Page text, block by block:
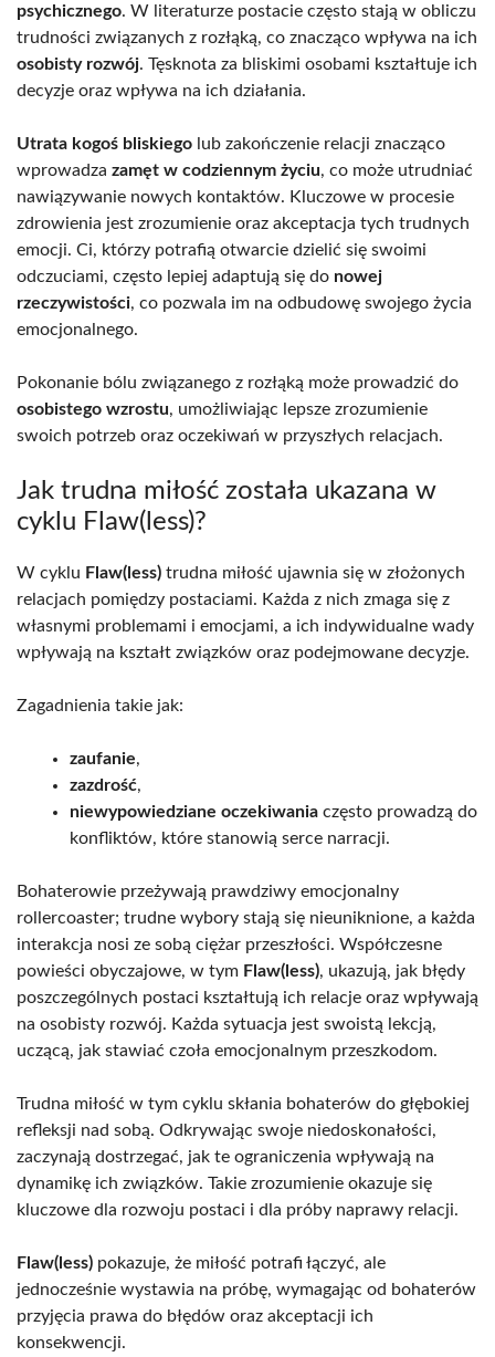
psychicznego. W literaturze postacie często stają w obliczu
trudności związanych z rozłąką, co znacząco wpływa na ich
osobisty rozwój. Tęsknota za bliskimi osobami kształtuje ich
decyzje oraz wpływa na ich działania.
Utrata kogoś bliskiego lub zakończenie relacji znacząco
wprowadza zamęt w codziennym życiu, co może utrudniać
nawiązywanie nowych kontaktów. Kluczowe w procesie
zdrowienia jest zrozumienie oraz akceptacja tych trudnych
emocji. Ci, którzy potrafią otwarcie dzielić się swoimi
odczuciami, często lepiej adaptują się do nowej
rzeczywistości, co pozwala im na odbudowę swojego życia
emocjonalnego.
Pokonanie bólu związanego z rozłąką może prowadzić do
osobistego wzrostu, umożliwiając lepsze zrozumienie
swoich potrzeb oraz oczekiwań w przyszłych relacjach.
Jak trudna miłość została ukazana w
cyklu Flaw(less)?
W cyklu Flaw(less) trudna miłość ujawnia się w złożonych
relacjach pomiędzy postaciami. Każda z nich zmaga się z
własnymi problemami i emocjami, a ich indywidualne wady
wpływają na kształt związków oraz podejmowane decyzje.
Zagadnienia takie jak:
zaufanie,
zazdrość,
niewypowiedziane oczekiwania często prowadzą do
konfliktów, które stanowią serce narracji.
Bohaterowie przeżywają prawdziwy emocjonalny
rollercoaster; trudne wybory stają się nieuniknione, a każda
interakcja nosi ze sobą ciężar przeszłości. Współczesne
powieści obyczajowe, w tym Flaw(less), ukazują, jak błędy
poszczególnych postaci kształtują ich relacje oraz wpływają
na osobisty rozwój. Każda sytuacja jest swoistą lekcją,
uczącą, jak stawiać czoła emocjonalnym przeszkodom.
Trudna miłość w tym cyklu skłania bohaterów do głębokiej
refleksji nad sobą. Odkrywając swoje niedoskonałości,
zaczynają dostrzegać, jak te ograniczenia wpływają na
dynamikę ich związków. Takie zrozumienie okazuje się
kluczowe dla rozwoju postaci i dla próby naprawy relacji.
Flaw(less) pokazuje, że miłość potrafi łączyć, ale
jednocześnie wystawia na próbę, wymagając od bohaterów
przyjęcia prawa do błędów oraz akceptacji ich
konsekwencji.